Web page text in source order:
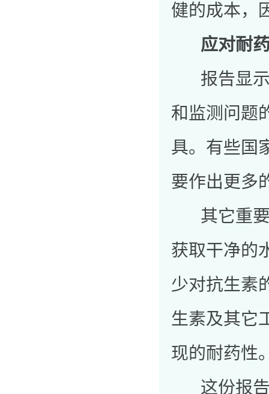
健的成本，
应对耐
报告显示
和监测问题
具。有些国
要作出更多
其它重要
获取干净的
少对抗生素
生素及其它
现的耐药性
这份报告